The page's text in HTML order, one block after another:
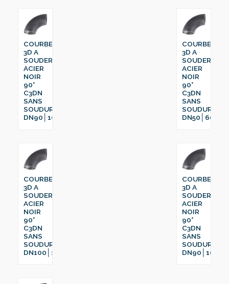
COURBE
3D A
SOUDER
ACIER
NOIR
90°
C3DN
SANS
SOUDURE
DN90│108
COURBE
3D A
SOUDER
ACIER
NOIR
90°
C3DN
SANS
SOUDURE
DN50│60.3
COURBE
3D A
SOUDER
ACIER
NOIR
90°
C3DN
SANS
SOUDURE
DN100│133
COURBE
3D A
SOUDER
ACIER
NOIR
90°
C3DN
SANS
SOUDURE
DN90│101.6